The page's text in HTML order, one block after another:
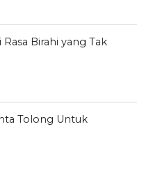
Birahi yang Tak
Tolong Untuk